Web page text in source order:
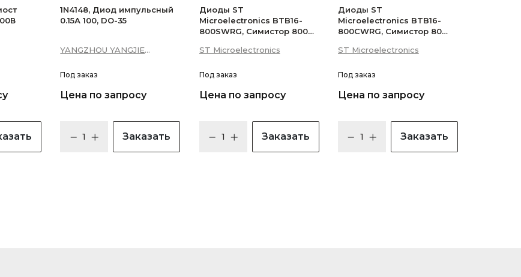
1N4148, Диод импульсный
0.15А 100, DO-35
YANGZHOU YANGJIE
Под заказ
Цена по запросу
Заказать
Диоды ST
Microelectronics BTB16-
800SWRG, Симистор 800В
уровень)
ST Microelectronics
Под заказ
Цена по запросу
Заказать
Диоды ST
Microelectronics BTB16-
800CWRG, Симистор 800В
(бесснабберный)
ST Microelectronics
Под заказ
Цена по запросу
Заказать